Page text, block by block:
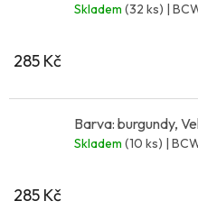
Skladem (32 ks) |
285 Kč
Barva: burgundy,
Skladem (10 ks) |
285 Kč